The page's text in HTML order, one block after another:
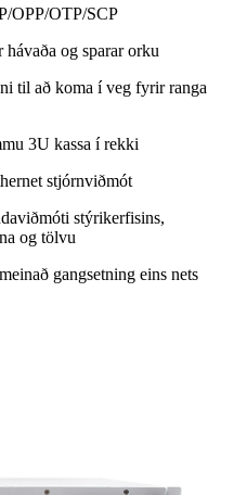
OPP/OTP/SCP
og sparar orku
til að koma í veg fyrir ranga
3U kassa í rekki
stjórnviðmót
stýrikerfisins,
og tölvu
gangsetning eins nets